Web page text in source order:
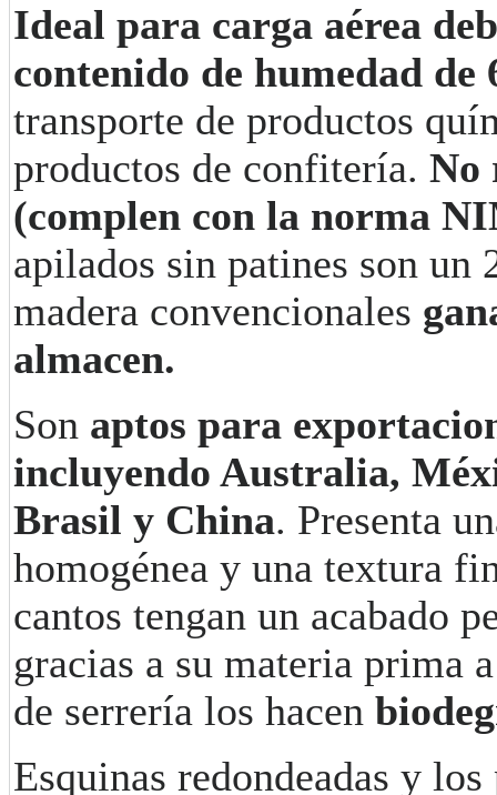
Ideal para carga aérea
contenido de humedad de
transporte de productos
productos de confitería. No
(complen con la norma
apilados sin patines son un
madera convencionales
almacen.
Son aptos para
incluyendo Australia,
Brasil y China. Presenta
homogénea y una textura
cantos tengan un acabado
gracias a su materia prima
de serrería los hacen
Esquinas redondeadas y